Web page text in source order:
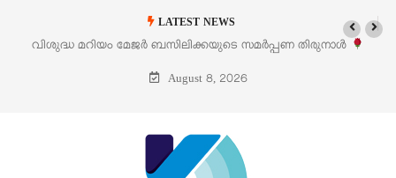
LATEST NEWS
തിരുനാൾ
‘പെറ്റൽസ്’ ലൈഫ് സ്റ്റൈൽ എക്സിബിഷനും സെയിലും
പെരുമാനൂരിൽ
August 8, 2026